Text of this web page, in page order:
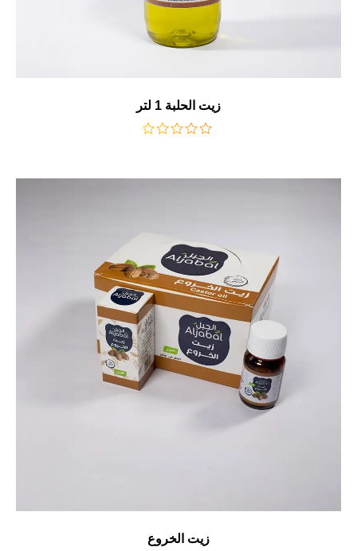
زيت الحلبة 1 لتر
زيت الخروع